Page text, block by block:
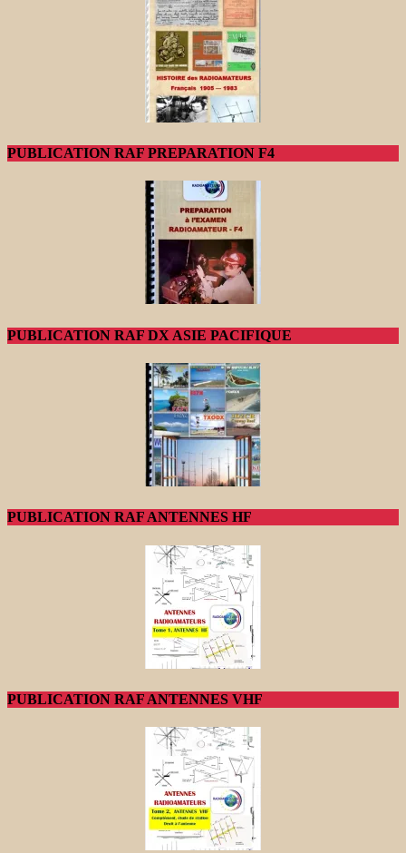
PUBLICATION RAF PREPARATION F4
PUBLICATION RAF DX ASIE PACIFIQUE
PUBLICATION RAF ANTENNES HF
PUBLICATION RAF ANTENNES VHF